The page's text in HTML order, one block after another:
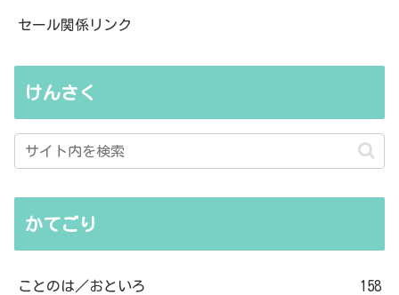
セール関係リンク
けんさく
かてごり
ことのは／おといろ 158